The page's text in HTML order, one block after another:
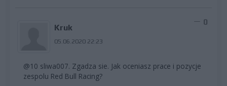
Kruk
05.06.2020 22:23
0
@10 sliwa007. Zgadza sie. Jak oceniasz prace i pozycje
zespolu Red Bull Racing?